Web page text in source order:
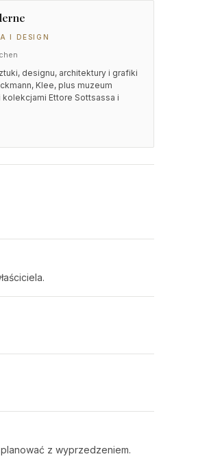
I DESIGN
designu, architektury i grafiki
Klee, plus muzeum
Ettore Sottsassa i
z wyprzedzeniem.